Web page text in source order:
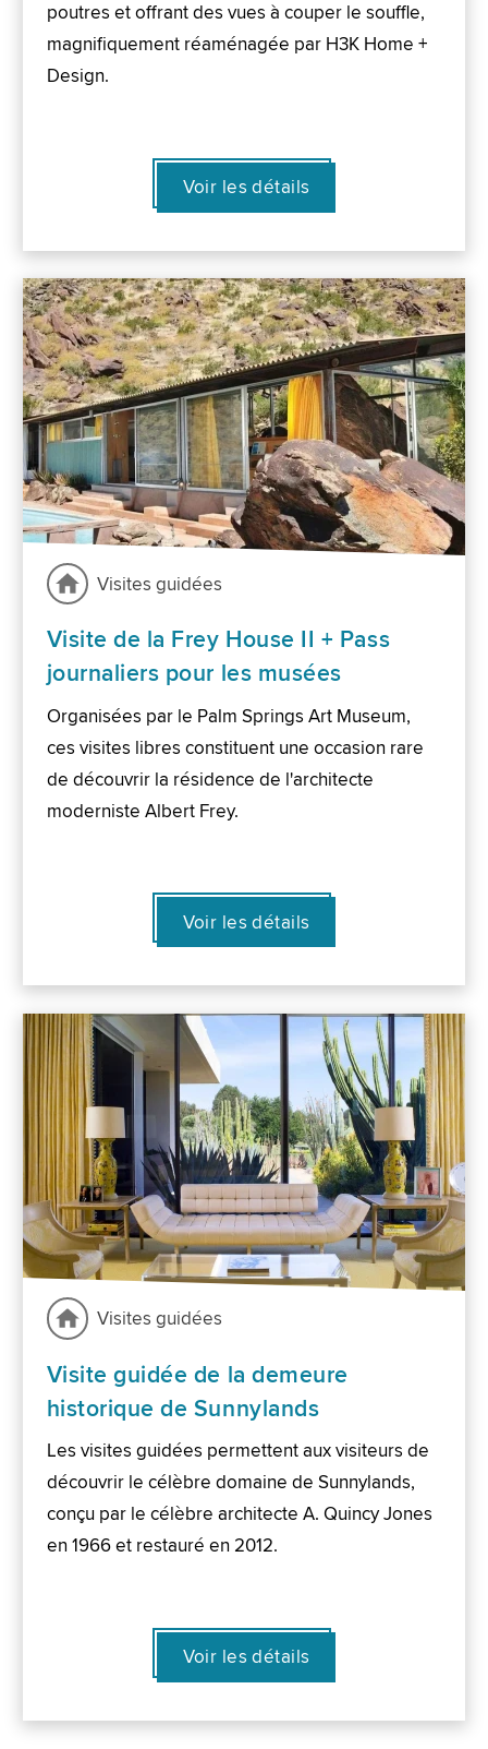
poutres et offrant des vues à couper le souffle,
magnifiquement réaménagée par H3K Home +
Design.
Voir les détails
Visites guidées
Visite de la Frey House II + Pass
journaliers pour les musées
Organisées par le Palm Springs Art Museum,
ces visites libres constituent une occasion rare
de découvrir la résidence de l'architecte
moderniste Albert Frey.
Voir les détails
Visites guidées
Visite guidée de la demeure
historique de Sunnylands
Les visites guidées permettent aux visiteurs de
découvrir le célèbre domaine de Sunnylands,
conçu par le célèbre architecte A. Quincy Jones
en 1966 et restauré en 2012.
Voir les détails